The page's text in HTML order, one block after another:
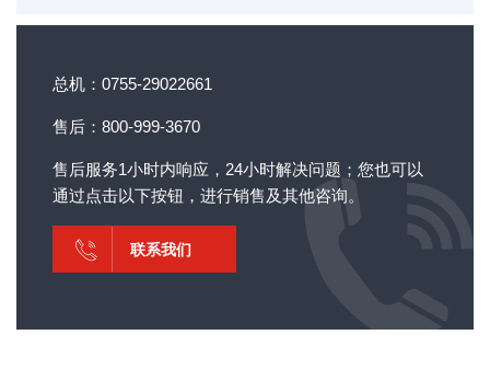
总机：0755-29022661
售后：800-999-3670
售后服务1小时内响应，24小时解决问题；您也可以
通过点击以下按钮，进行销售及其他咨询。
联系我们